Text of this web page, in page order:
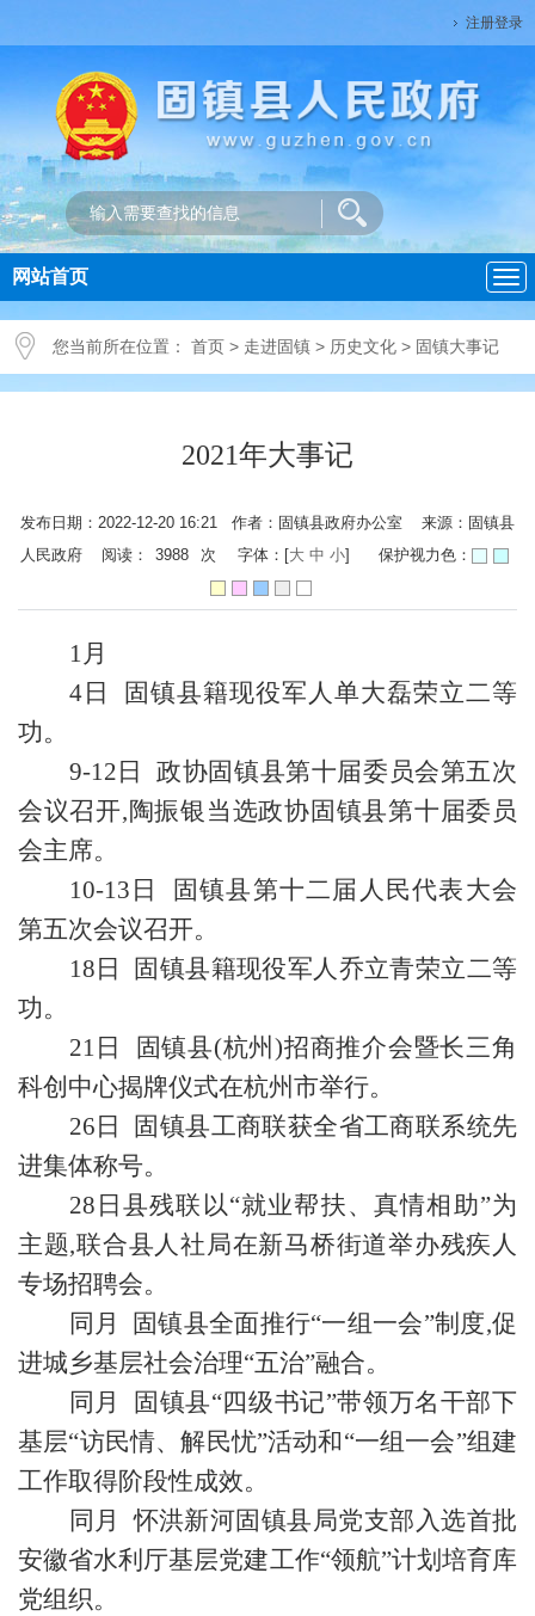
注册登录
导
航
网站首页
您当前所在位置： 首页 > 走进固镇 > 历史文化 > 固镇大事记
2021年大事记
发布日期：2022-12-20 16:21 作者：固镇县政府办公室 来源：固镇县
人民政府 阅读：
3988 次 字体：[大 中 小] 保护视力色：
1月
4日 固镇县籍现役军人单大磊荣立二等
功。
9-12日 政协固镇县第十届委员会第五次
会议召开,陶振银当选政协固镇县第十届委员
会主席。
10-13日 固镇县第十二届人民代表大会
第五次会议召开。
18日 固镇县籍现役军人乔立青荣立二等
功。
21日 固镇县(杭州)招商推介会暨长三角
科创中心揭牌仪式在杭州市举行。
26日 固镇县工商联获全省工商联系统先
进集体称号。
28日县残联以“就业帮扶、真情相助”为
主题,联合县人社局在新马桥街道举办残疾人
专场招聘会。
同月 固镇县全面推行“一组一会”制度,促
进城乡基层社会治理“五治”融合。
同月 固镇县“四级书记”带领万名干部下
基层“访民情、解民忧”活动和“一组一会”组建
工作取得阶段性成效。
同月 怀洪新河固镇县局党支部入选首批
安徽省水利厅基层党建工作“领航”计划培育库
党组织。